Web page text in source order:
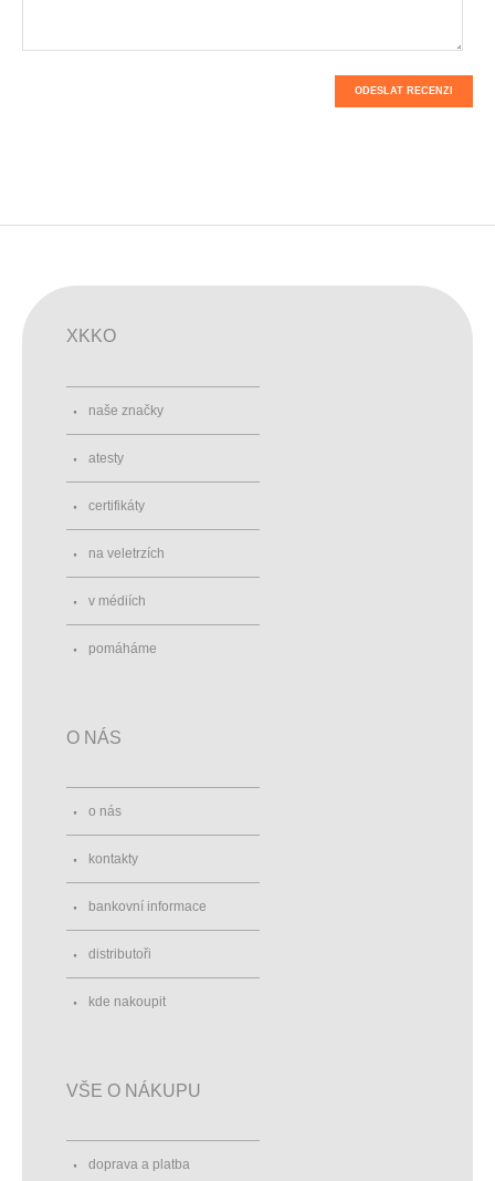
ODESLAT RECENZI
XKKO
naše značky
atesty
certifikáty
na veletrzích
v médiích
pomáháme
O NÁS
o nás
kontakty
bankovní informace
distributoři
kde nakoupit
VŠE O NÁKUPU
doprava a platba